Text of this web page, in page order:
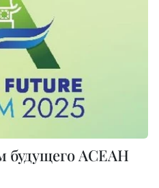
будущего АСЕАН